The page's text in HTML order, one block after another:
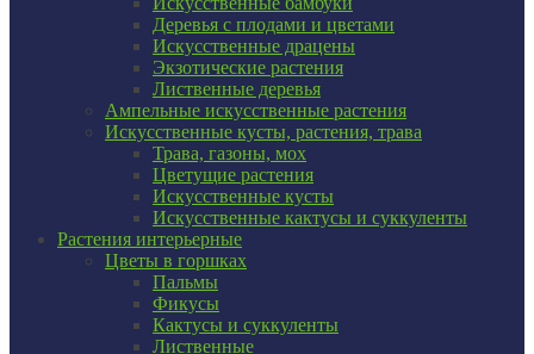
Деревья с плодами и цветами
Искусственные драцены
Экзотические растения
Лиственные деревья
Ампельные искусственные растения
Искусственные кусты, растения, трава
Трава, газоны, мох
Цветущие растения
Искусственные кусты
Искусственные кактусы и суккуленты
Растения интерьерные
Цветы в горшках
Пальмы
Фикусы
Кактусы и суккуленты
Лиственные